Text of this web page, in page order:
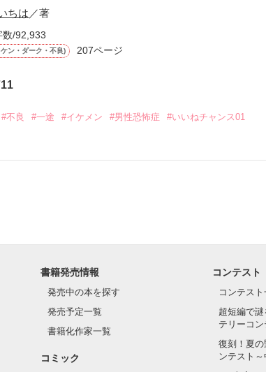
･*..☆.｡.:*✨
だけどモテる
わんこ男子になる
･*..☆.｡.:*✨
ちは ／著
数/92,933
ン・ダーク・不良) 207ページ
#不良 #一途 #イケメン #男性恐怖症 #いいねチャンス01
なったのは────
書籍発売情報
発売中の本を探す
発売予定一覧
書籍化作家一覧
コミック
コンテスト
コンテス
超短編で
テリーコ
復刻！夏
ンテスト